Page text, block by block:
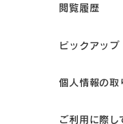
閲覧履歴
ピックアップ
個人情報の取
ご利用に際し